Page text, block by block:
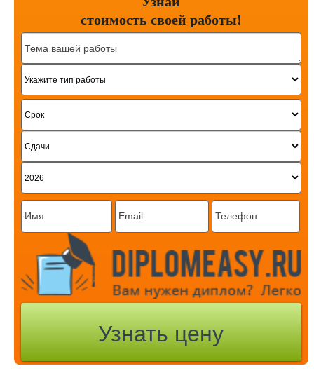
стоимость своей работы!